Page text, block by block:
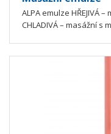
ALPA emulze HŘEJIVÁ
CHLADIVÁ – masážní